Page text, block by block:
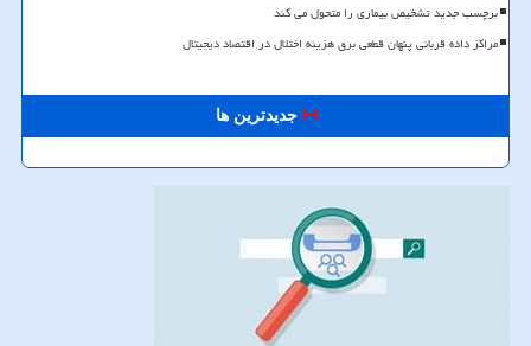
برچسب جدید تشخیص بیماری را متحول می کند
مراکز داده قربانی پنهان قطعی برق هزینه اختلال در اقتصاد دیجیتال
جدیدترین ها